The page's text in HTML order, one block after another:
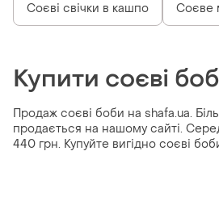
Соєві свічки в кашпо Соєве
Купити соєві
Продаж соєві боби на shafa.ua.
продається на нашому сайті.
440 грн. Купуйте вигідно соєві